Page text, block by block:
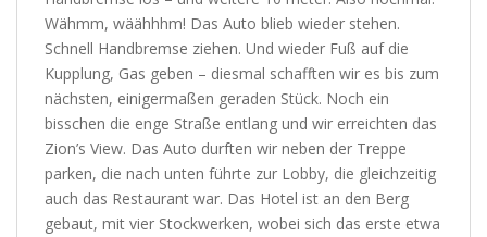
Wähmm, wäähhhm! Das Auto blieb wieder stehen.
Schnell Handbremse ziehen. Und wieder Fuß auf die
Kupplung, Gas geben – diesmal schafften wir es bis zum
nächsten, einigermaßen geraden Stück. Noch ein
bisschen die enge Straße entlang und wir erreichten das
Zion’s View. Das Auto durften wir neben der Treppe
parken, die nach unten führte zur Lobby, die gleichzeitig
auch das Restaurant war. Das Hotel ist an den Berg
gebaut, mit vier Stockwerken, wobei sich das erste etwa